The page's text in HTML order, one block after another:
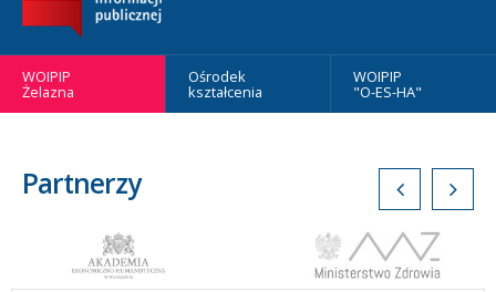
WOIPIP
Żelazna
Ośrodek
kształcenia
WOIPIP
"O-ES-HA"
Partnerzy